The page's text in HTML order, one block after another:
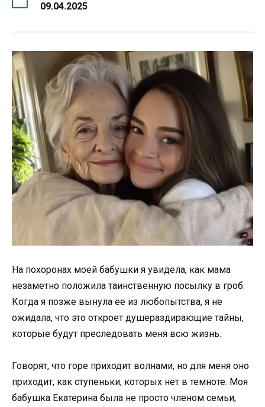
09.04.2025
На похоронах моей бабушки я увидела, как мама
незаметно положила таинственную посылку в гроб.
Когда я позже вынула ее из любопытства, я не
ожидала, что это откроет душераздирающие тайны,
которые будут преследовать меня всю жизнь.
Говорят, что горе приходит волнами, но для меня оно
приходит, как ступеньки, которых нет в темноте. Моя
бабушка Екатерина была не просто членом семьи;